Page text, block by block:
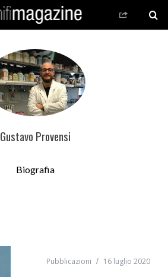
Gustavo Provensi
Biografia
Pubblicazioni 16 luglio 2020